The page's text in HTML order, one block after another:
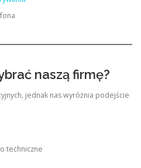
naszą firmę?
jednak nas wyróżnia podejście
techniczne